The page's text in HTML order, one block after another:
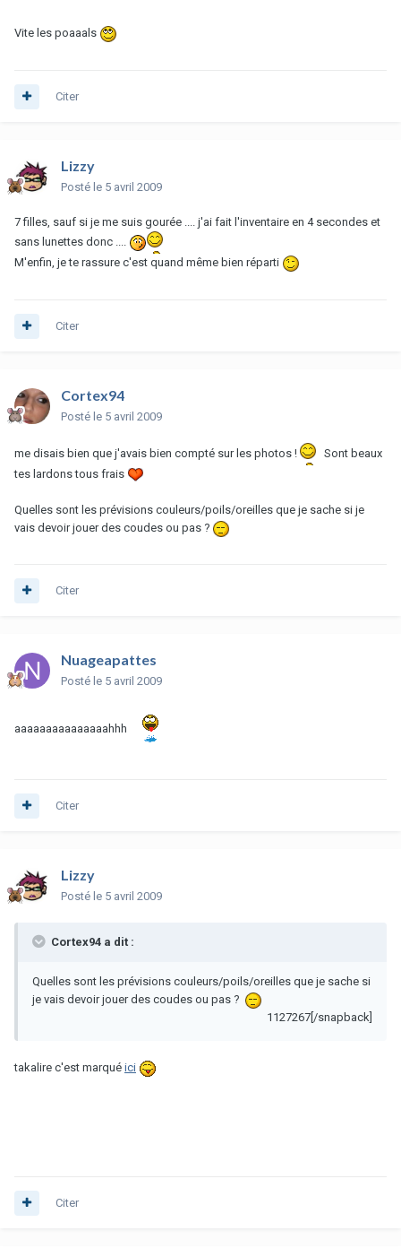
Vite les poaaals
Citer
Lizzy
Posté le 5 avril 2009
7 filles, sauf si je me suis gourée .... j'ai fait l'inventaire en 4 secondes et
sans lunettes donc ....
M'enfin, je te rassure c'est quand même bien réparti
Citer
Cortex94
Posté le 5 avril 2009
me disais bien que j'avais bien compté sur les photos !
Sont beaux
tes lardons tous frais
Quelles sont les prévisions couleurs/poils/oreilles que je sache si je
vais devoir jouer des coudes ou pas ?
Citer
Nuageapattes
Posté le 5 avril 2009
aaaaaaaaaaaaaaahhh
Citer
Lizzy
Posté le 5 avril 2009
Cortex94 a dit :
Quelles sont les prévisions couleurs/poils/oreilles que je sache si
je vais devoir jouer des coudes ou pas ?
1127267[/snapback]
takalire c'est marqué ici
Citer